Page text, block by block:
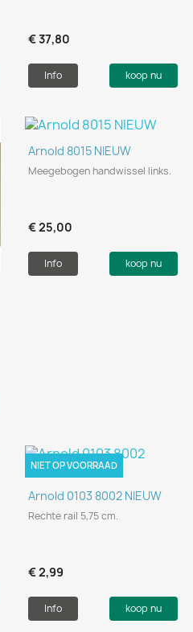
€ 37,80
Info koop nu
Arnold 8015 NIEUW
Meegebogen handwissel links.
€ 25,00
Info koop nu
Arnold 0103 8002 NIEUW
Rechte rail 5,75 cm.
€ 2,99
Info koop nu
NIET OP VOORRAAD